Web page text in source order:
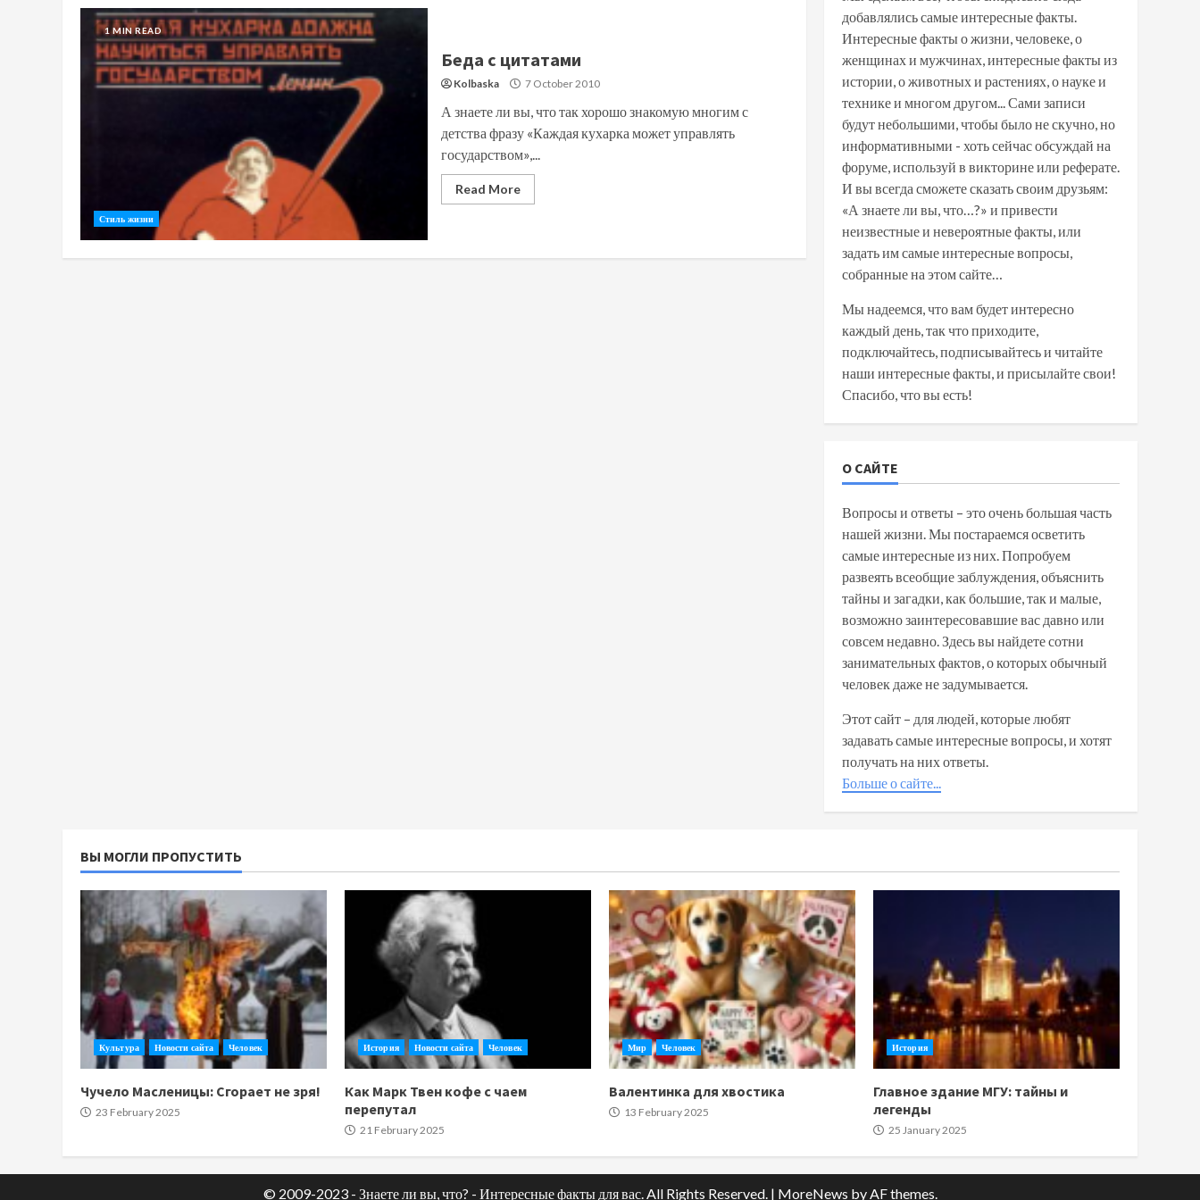
1 MIN READ
Стиль жизни
Беда с цитатами
Kolbaska 7 October 2010
А знаете ли вы, что так хорошо знакомую многим с
детства фразу «Каждая кухарка может управлять
государством»,...
Read More
добавлялись самые интересные факты.
Интересные факты о жизни, человеке, о
женщинах и мужчинах, интересные факты из
истории, о животных и растениях, о науке и
технике и многом другом... Сами записи
будут небольшими, чтобы было не скучно, но
информативными - хоть сейчас обсуждай на
форуме, используй в викторине или реферате.
И вы всегда сможете сказать своим друзьям:
«А знаете ли вы, что…?» и привести
неизвестные и невероятные факты, или
задать им самые интересные вопросы,
собранные на этом сайте…
Мы надеемся, что вам будет интересно
каждый день, так что приходите,
подключайтесь, подписывайтесь и читайте
наши интересные факты, и присылайте свои!
Спасибо, что вы есть!
О САЙТЕ
Вопросы и ответы – это очень большая часть
нашей жизни. Мы постараемся осветить
самые интересные из них. Попробуем
развеять всеобщие заблуждения, объяснить
тайны и загадки, как большие, так и малые,
возможно заинтересовавшие вас давно или
совсем недавно. Здесь вы найдете сотни
занимательных фактов, о которых обычный
человек даже не задумывается.
Этот сайт – для людей, которые любят
задавать самые интересные вопросы, и хотят
получать на них ответы.
Больше о сайте...
ВЫ МОГЛИ ПРОПУСТИТЬ
Культура Новости сайта Человек
Чучело Масленицы: Сгорает не зря!
23 February 2025
История Новости сайта Человек
Как Марк Твен кофе с чаем
перепутал
21 February 2025
Мир Человек
Валентинка для хвостика
13 February 2025
История
Главное здание МГУ: тайны и
легенды
25 January 2025
© 2009-2023 - Знаете ли вы, что? - Интересные факты для вас. All Rights Reserved. | MoreNews by AF themes.